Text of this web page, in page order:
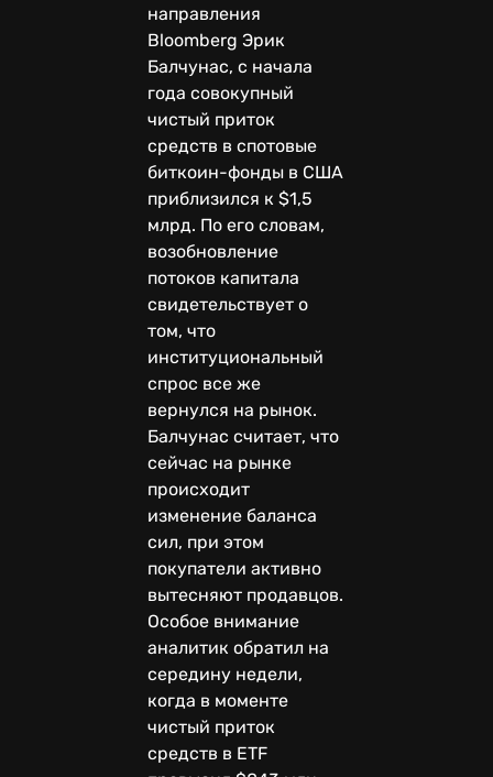
направления
Bloomberg Эрик
Балчунас, с начала
года совокупный
чистый приток
средств в спотовые
биткоин-фонды в США
приблизился к $1,5
млрд. По его словам,
возобновление
потоков капитала
свидетельствует о
том, что
институциональный
спрос все же
вернулся на рынок.
Балчунас считает, что
сейчас на рынке
происходит
изменение баланса
сил, при этом
покупатели активно
вытесняют продавцов.
Особое внимание
аналитик обратил на
середину недели,
когда в моменте
чистый приток
средств в ETF